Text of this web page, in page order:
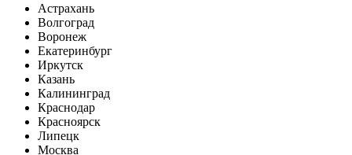
Астрахань
Волгоград
Воронеж
Екатеринбург
Иркутск
Казань
Калининград
Краснодар
Красноярск
Липецк
Москва